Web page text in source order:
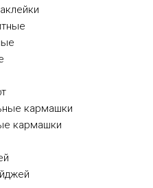
кармашки
кармашки